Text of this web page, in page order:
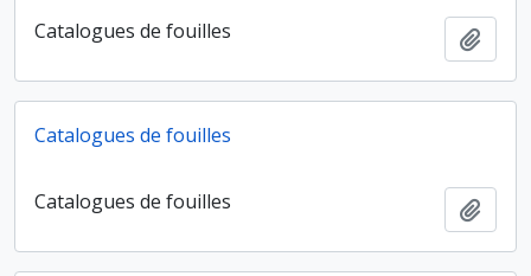
Catalogues de fouilles
Catalogues de fouilles
Catalogues de fouilles